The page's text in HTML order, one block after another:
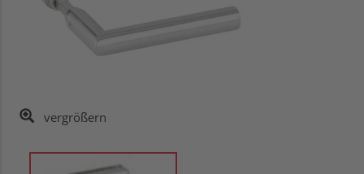
vergrößern